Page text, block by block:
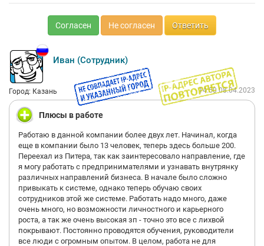
Согласен Не согласен Ответить
Иван (Сотрудник)
Город: Казань 14:50 08.04.2023
Плюсы в работе
Работаю в данной компании более двух лет. Начинал, когда
еще в компании было 13 человек, теперь здесь больше 200.
Переехал из Питера, так как заинтересовало направление, где
я могу работать с предпринимателями и узнавать внутрянку
различных направлений бизнеса. В начале было сложно
привыкать к системе, однако теперь обучаю своих
сотрудников этой же системе. Работать надо много, даже
очень много, но возможности личностного и карьерного
роста, а так же очень высокая зп - точно это все с лихвой
покрывают. Постоянно проводятся обучения, руководители
все люди с огромным опытом. В целом, работа не для